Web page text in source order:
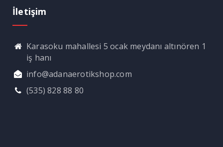
İletişim
Karasoku mahallesi 5 ocak meydanı altınören 1
iş hanı
info@adanaerotikshop.com
(535) 828 88 80